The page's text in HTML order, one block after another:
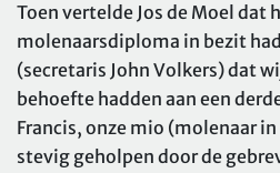
Toen vertelde Jos de Moel dat
molenaarsdiploma in bezit
(secretaris John Volkers) dat
behoefte hadden aan een
Francis, onze mio (molenaar
stevig geholpen door de